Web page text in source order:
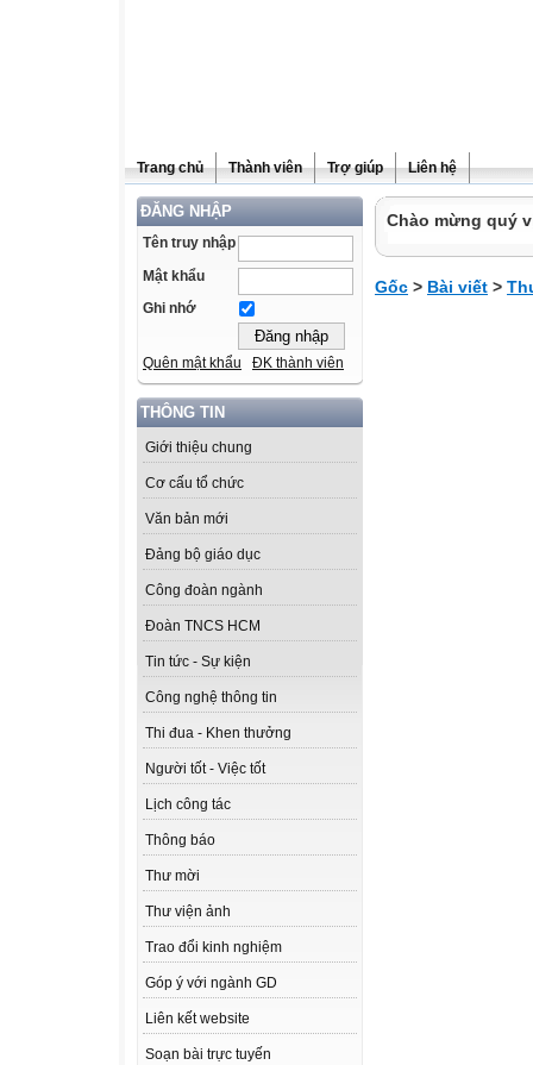
Trang chủ Thành viên Trợ giúp Liên hệ
ĐĂNG NHẬP
Tên truy nhập
Mật khẩu
Ghi nhớ
Quên mật khẩu ĐK thành viên
THÔNG TIN
Giới thiệu chung
Cơ cấu tổ chức
Văn bản mới
Đảng bộ giáo dục
Công đoàn ngành
Đoàn TNCS HCM
Tin tức - Sự kiện
Công nghệ thông tin
Thi đua - Khen thưởng
Người tốt - Việc tốt
Lịch công tác
Thông báo
Thư mời
Thư viện ảnh
Trao đổi kinh nghiệm
Góp ý với ngành GD
Liên kết website
Soạn bài trực tuyến
Chào mừng quý
Gốc > Bài viết >